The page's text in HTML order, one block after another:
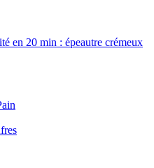
en 20 min : épeautre crémeux